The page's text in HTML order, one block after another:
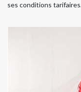
ses conditions